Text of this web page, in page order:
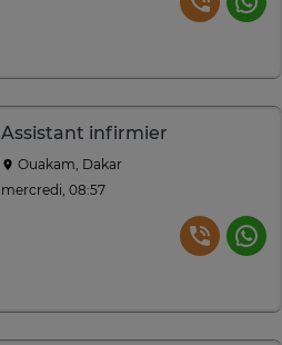
Assistant infirmier
Ouakam, Dakar
mercredi, 08:57